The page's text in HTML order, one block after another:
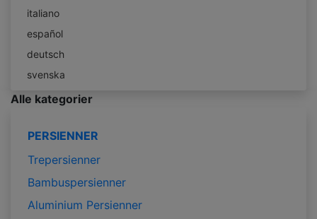
italiano
español
deutsch
svenska
Alle kategorier
PERSIENNER
Trepersienner
Bambuspersienner
Aluminium Persienner